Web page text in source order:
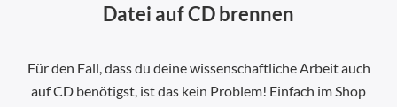
Datei auf CD brennen
Für den Fall, dass du deine wissenschaftliche Arbeit auch
auf CD benötigst, ist das kein Problem! Einfach im Shop